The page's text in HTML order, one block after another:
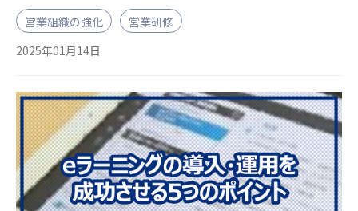
営業組織の強化
営業研修
2025年01月14日